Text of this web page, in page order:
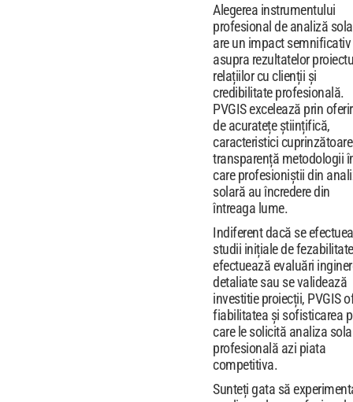
Alegerea instrumentului
profesional de analiză
are un impact semnificativ
asupra rezultatelor
relațiilor cu clienții și
credibilitate profesională.
PVGIS excelează prin
de acuratețe științifică,
caracteristici
transparență metodologii
care profesioniștii din
solară au încredere din
întreaga lume.
Indiferent dacă se
studii inițiale de
efectuează evaluări
detaliate sau se validează
investitie proiecții, PVGIS
fiabilitatea și sofisticarea
care le solicită analiza
profesională azi piata
competitiva.
Sunteți gata să